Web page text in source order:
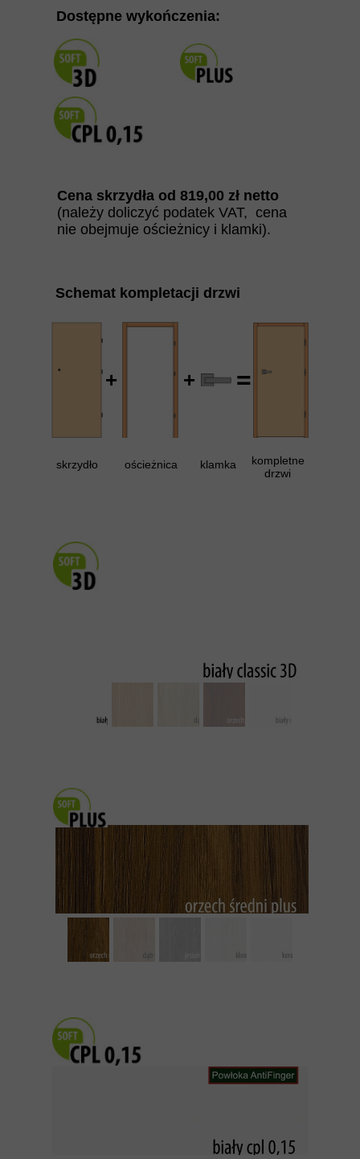
kompletne
drzwi
klamka
ościeżnica
skrzydło
=
+
+
Schemat kompletacji drzwi
Dostępne wykończenia:
Cena skrzydła od 819,00 zł netto
(należy doliczyć podatek VAT, cena
nie obejmuje ościeżnicy i klamki).